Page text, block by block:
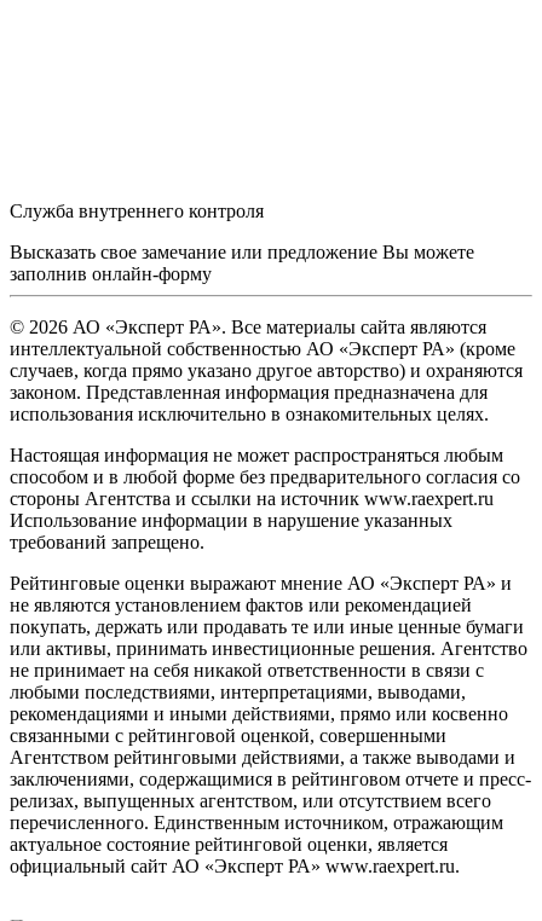
Служба внутреннего контроля
Высказать свое замечание или предложение Вы можете
заполнив онлайн-форму
© 2026 АО «Эксперт РА». Все материалы сайта являются
интеллектуальной собственностью АО «Эксперт РА» (кроме
случаев, когда прямо указано другое авторство) и охраняются
законом. Представленная информация предназначена для
использования исключительно в ознакомительных целях.
Настоящая информация не может распространяться любым
способом и в любой форме без предварительного согласия со
стороны Агентства и ссылки на источник www.raexpert.ru
Использование информации в нарушение указанных
требований запрещено.
Рейтинговые оценки выражают мнение АО «Эксперт РА» и
не являются установлением фактов или рекомендацией
покупать, держать или продавать те или иные ценные бумаги
или активы, принимать инвестиционные решения. Агентство
не принимает на себя никакой ответственности в связи с
любыми последствиями, интерпретациями, выводами,
рекомендациями и иными действиями, прямо или косвенно
связанными с рейтинговой оценкой, совершенными
Агентством рейтинговыми действиями, а также выводами и
заключениями, содержащимися в рейтинговом отчете и пресс-
релизах, выпущенных агентством, или отсутствием всего
перечисленного. Единственным источником, отражающим
актуальное состояние рейтинговой оценки, является
официальный сайт АО «Эксперт РА» www.raexpert.ru.